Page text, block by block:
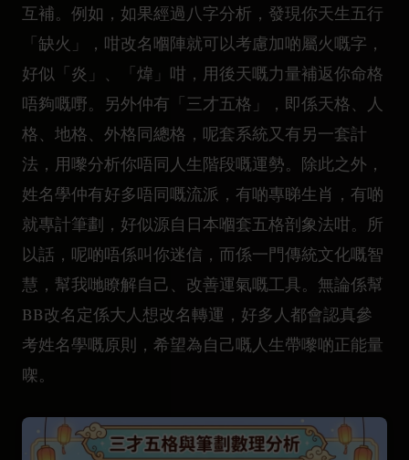
互補。例如，如果經過八字分析，發現你天生五行
「缺火」，咁改名嗰陣就可以考慮加啲屬火嘅字，
好似「炎」、「煒」咁，用後天嘅力量補返你命格
唔夠嘅嘢。另外仲有「三才五格」，即係天格、人
格、地格、外格同總格，呢套系統又有另一套計
法，用嚟分析你唔同人生階段嘅運勢。除此之外，
姓名學仲有好多唔同嘅流派，有啲專睇生肖，有啲
就專計筆劃，好似源自日本嗰套五格剖象法咁。所
以話，呢啲唔係叫你迷信，而係一門傳統文化嘅智
慧，幫我哋瞭解自己、改善運氣嘅工具。無論係幫
BB改名定係大人想改名轉運，好多人都會認真參
考姓名學嘅原則，希望為自己嘅人生帶嚟啲正能量
㗎。